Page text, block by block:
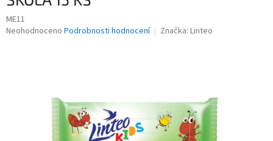
ME11
Průměrné
Neohodnoceno Podrobnosti hodnocení Značka: Linteo